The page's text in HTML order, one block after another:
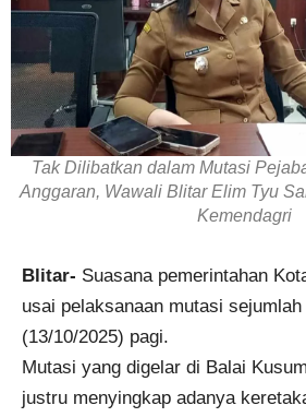
Tak Dilibatkan dalam Mutasi
Anggaran, Wawali Blitar Elim Tyu
Kemendagri
Blitar- Suasana pemerintahan
usai pelaksanaan mutasi
(13/10/2025) pagi.
Mutasi yang digelar di Balai
justru menyingkap adanya